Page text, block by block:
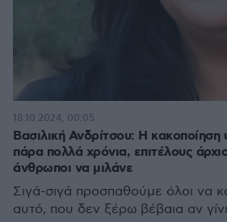
Βασιλική Ανδρίτσου: Η κακοποίηση
πάρα πολλά χρόνια, επιτέλους
άνθρωποι να μιλάνε
Σιγά-σιγά προσπαθούμε όλοι να
αυτό, που δεν ξέρω βέβαια αν
18.10.2024, 00:05